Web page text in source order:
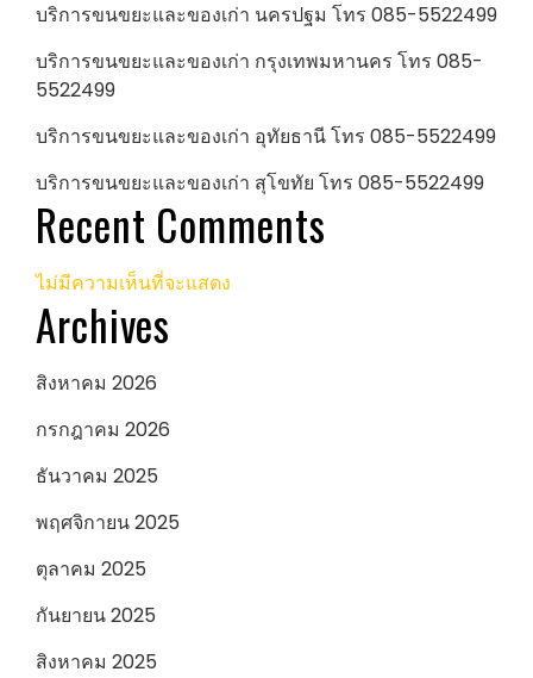
บริการขนขยะและของเก่า นครปฐม โทร 085-5522499
บริการขนขยะและของเก่า กรุงเทพมหานคร โทร 085-
5522499
บริการขนขยะและของเก่า อุทัยธานี โทร 085-5522499
บริการขนขยะและของเก่า สุโขทัย โทร 085-5522499
Recent Comments
ไม่มีความเห็นที่จะแสดง
Archives
สิงหาคม 2026
กรกฎาคม 2026
ธันวาคม 2025
พฤศจิกายน 2025
ตุลาคม 2025
กันยายน 2025
สิงหาคม 2025